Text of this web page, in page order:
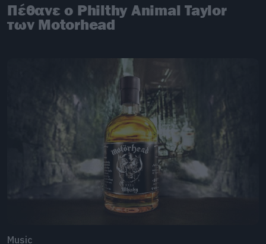
Πέθανε ο Philthy Animal Taylor
των Motorhead
Music